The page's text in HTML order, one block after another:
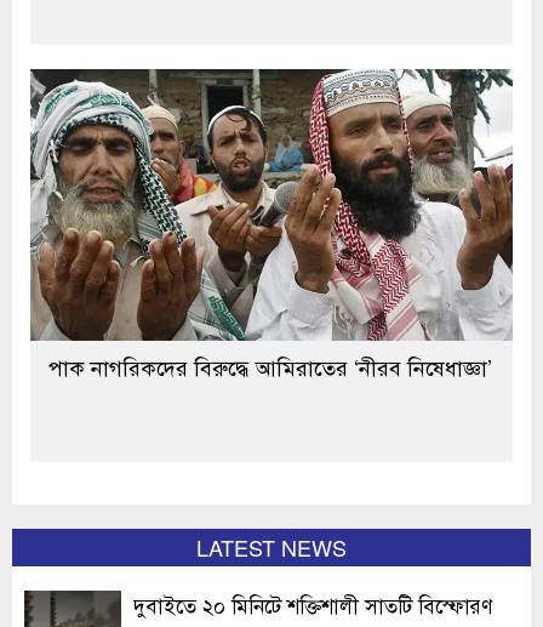
পাক নাগরিকদের বিরুদ্ধে আমিরাতের ‘নীরব নিষেধাজ্ঞা’
LATEST NEWS
দুবাইতে ২০ মিনিটে শক্তিশালী সাতটি বিস্ফোরণ